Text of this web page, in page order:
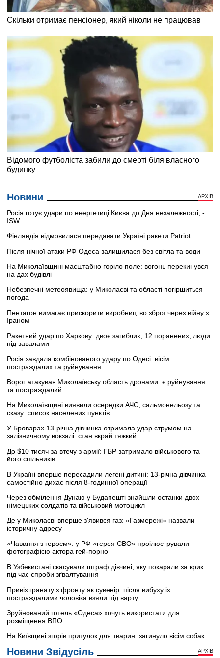
Новини АРХІВ
Росія готує удари по енергетиці Києва до Дня незалежності, -
ISW
Фінляндія відмовилася передавати Україні ракети Patriot
Після нічної атаки РФ Одеса залишилася без світла та води
На Миколаївщині масштабно горіло поле: вогонь перекинувся
на дах будівлі
Небезпечні метеоявища: у Миколаєві та області погіршиться
погода
Пентагон вимагає прискорити виробництво зброї через війну з
Іраном
Ракетний удар по Харкову: двоє загиблих, 12 поранених, люди
під завалами
Росія завдала комбінованого удару по Одесі: вісім
постраждалих та руйнування
Ворог атакував Миколаївську область дронами: є руйнування
та постраждалий
На Миколаївщині виявили осередки АЧС, сальмонельозу та
сказу: список населених пунктів
У Броварах 13-річна дівчинка отримала удар струмом на
залізничному вокзалі: стан вкрай тяжкий
До $10 тисяч за втечу з армії: ГБР затримало військового та
його спільників
В Україні вперше пересадили легені дитині: 13-річна дівчинка
самостійно дихає після 8-годинної операції
Через обмілення Дунаю у Будапешті знайшли останки двох
німецьких солдатів та військовий мотоцикл
Де у Миколаєві вперше з'явився газ: «Газмережі» назвали
історичну адресу
«Чавання з героєм»: у РФ «героя СВО» проілюстрували
фотографією актора гей-порно
В Узбекистані скасували штраф дівчині, яку покарали за крик
під час спроби зґвалтування
Привіз гранату з фронту як сувенір: після вибуху із
постраждалими чоловіка взяли під варту
Зруйнований готель «Одеса» хочуть використати для
розміщення ВПО
На Київщині згорів притулок для тварин: загинуло вісім собак
Новини Звідусіль АРХІВ